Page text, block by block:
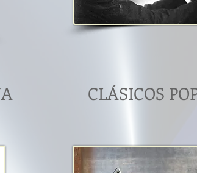
CLÁSICOS